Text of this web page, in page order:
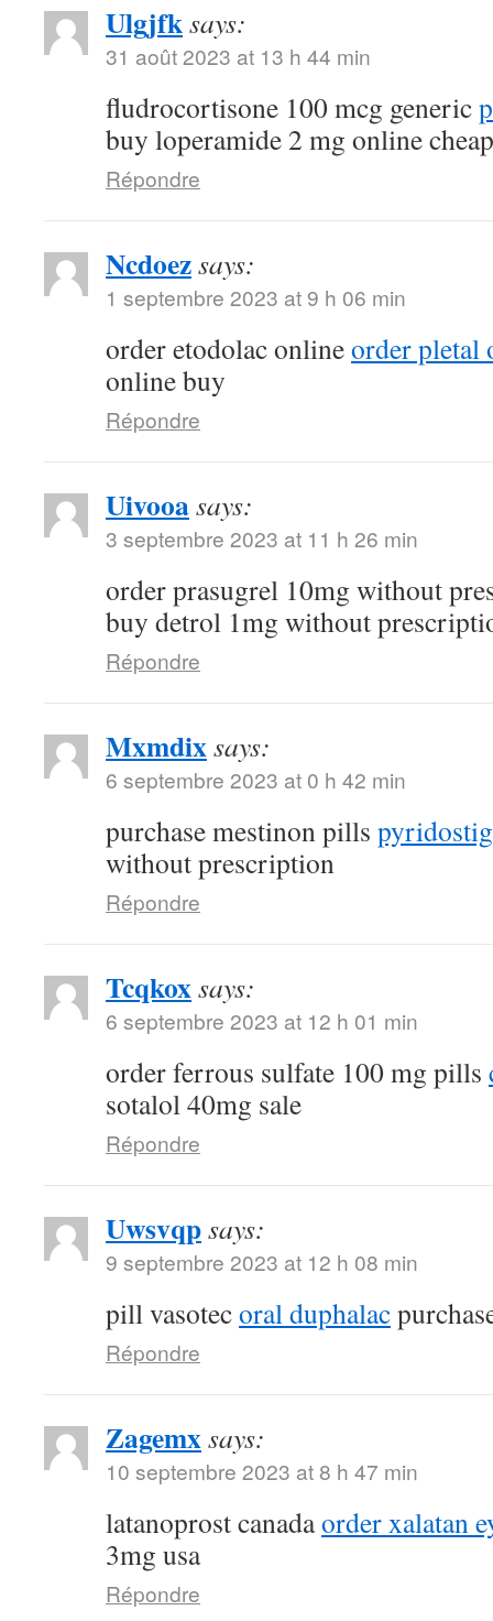
Ulgjfksays:
31 août 2023 at 13 h 44 min
fludrocortisone 100 mcg generic
buy loperamide 2 mg online cheap
Répondre
Ncdoezsays:
1 septembre 2023 at 9 h 06 min
order etodolac onlineorder pletal
online buy
Répondre
Uivooasays:
3 septembre 2023 at 11 h 26 min
order prasugrel 10mg without
buy detrol 1mg without
Répondre
Mxmdixsays:
6 septembre 2023 at 0 h 42 min
purchase mestinon pills
without prescription
Répondre
Tcqkoxsays:
6 septembre 2023 at 12 h 01 min
order ferrous sulfate 100 mg pills
sotalol 40mg sale
Répondre
Uwsvqpsays:
9 septembre 2023 at 12 h 08 min
pill vasotecoral duphalac
Répondre
Zagemxsays:
10 septembre 2023 at 8 h 47 min
latanoprost canadaorder xalatan
3mg usa
Répondre